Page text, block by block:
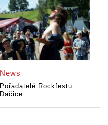
News
Pořadatelé Rockfestu
Dačice...